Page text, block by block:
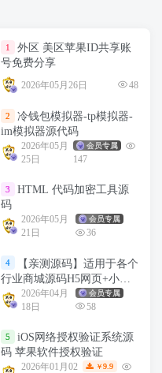
1
外区 美区苹果ID共享账
号免费分享
2026年05月26日 48
2
冷钱包模拟器-tp模拟器-
im模拟器源代码
2026年05月
25日
会员专属
147
3
HTML 代码加密工具源
码
2026年05月
21日
会员专属
36
4
【亲测源码】适用于各个
行业商城源码H5网页+小程
序源码+详细教程
2026年04月
18日
会员专属
58
5
iOS网络授权验证系统源
码 苹果软件授权验证
2026年01月02
￥ 9.9